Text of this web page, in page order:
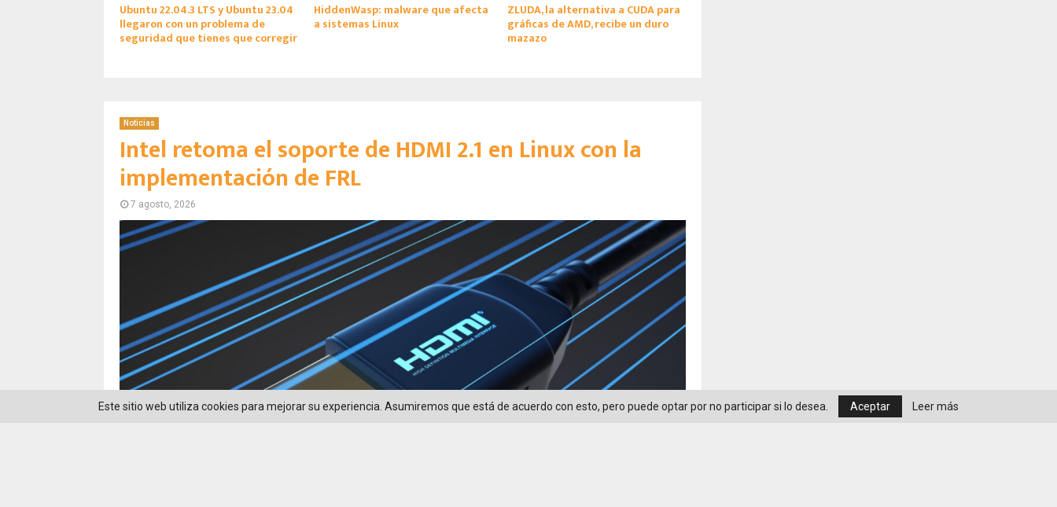
Ubuntu 22.04.3 LTS y Ubuntu 23.04
llegaron con un problema de
seguridad que tienes que corregir
HiddenWasp: malware que afecta
a sistemas Linux
ZLUDA, la alternativa a CUDA para
gráficas de AMD, recibe un duro
mazazo
Noticias
Intel retoma el soporte de HDMI 2.1 en Linux con la
implementación de FRL
7 agosto, 2026
Este sitio web utiliza cookies para mejorar su experiencia. Asumiremos que está de acuerdo con esto, pero puede optar por no participar si lo desea. Aceptar Leer más